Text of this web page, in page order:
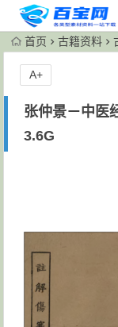
首页 古籍资料
张仲景－中医
3.6G
A+